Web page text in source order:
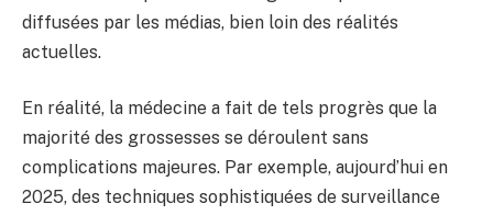
diffusées par les médias, bien loin des réalités
actuelles.
En réalité, la médecine a fait de tels progrès que la
majorité des grossesses se déroulent sans
complications majeures. Par exemple, aujourd’hui en
2025, des techniques sophistiquées de surveillance